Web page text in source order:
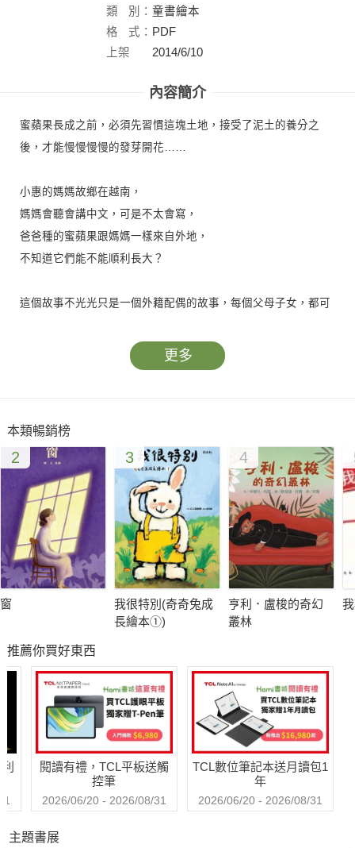
社：
類
別： 童書繪本
格
式： PDF
上架
2014/6/10
內容簡介
蜜蘋果長成之前，必須先習慣這塊土地，接受了泥土的養分之
後，才能慢慢慢慢的發芽開花……
小惠的媽媽故鄉在越南，
媽媽會聽會講中文，可是不太會寫，
爸爸種的蜜蘋果跟媽媽一樣來自外地，
不知道它們能不能順利長大？
這個故事不光光只是一個外籍配偶的故事，每個父母子女，都可
切希望寄託在下一代的身上，而小女主角把毛毛蟲拍掉的這一
幕，我不會怪她虐待毛蟲，因為她不是因為好玩而驅蟲，她有需
事。
更多
本類暢銷榜
2
窗
3
我很特別(奇奇兔成
長繪本①)
4
亨利．盧梭的奇幻
叢林
推薦你買好東西
閱讀有禮，TCL平板送觸
控筆
2026/06/20 - 2026/08/31
TCL數位筆記本送月讀包1
年
2026/06/20 - 2026/08/31
主題書展